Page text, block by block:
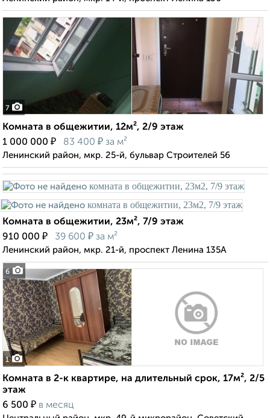
7
Комната в общежитии, 12м², 2/9 этаж
1 000 000 ₽ 83 400 ₽ за м²
Ленинский район, мкр. 25-й, бульвар Строителей 56
6
Комната в общежитии, 23м², 7/9 этаж
910 000 ₽ 39 600 ₽ за м²
Ленинский район, мкр. 21-й, проспект Ленина 135А
1
Комната в 2-к квартире, на длительный срок, 17м², 2/5
этаж
6 500 ₽ в месяц